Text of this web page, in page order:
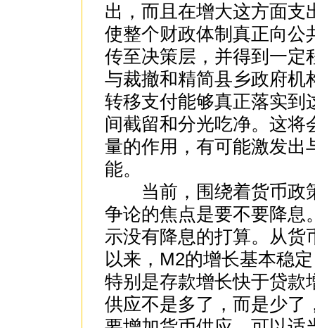
出，而且在增大这方面支
使整个财政体制真正向公
传至决策层，并得到一定
与裁撤和精简县乡政府机
转移支付能够真正落实到
间截留和分光吃净。这
量的作用，有可能激发出
能。
当前，围绕着货币政
争论的焦点是要不要降息
示没有降息的打算。从货
以来，M2的增长基本稳
特别是存款增长快于贷款
供应不是多了，而是少了